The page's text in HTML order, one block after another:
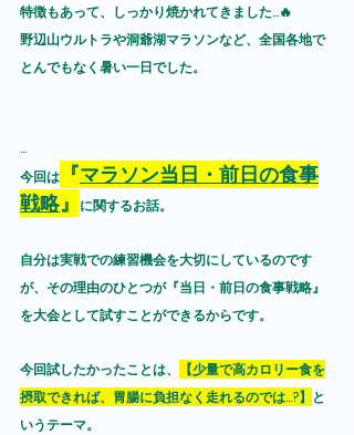
特徴もあって、しっかり焼かれてきました...🔥
野辺山ウルトラや洞爺湖マラソンなど、全国各地で
とんでもなく暑い一日でした。
...
今回は
『マラソン当日・前日の食事
戦略』 に関するお話。
自分は実戦での練習機会を大切にしているのです
が、その理由のひとつが『当日・前日の食事戦略』
を大会として試すことができるからです。
今回試したかったことは、
【少量で高カロリー食を
摂取できれば、胃腸に負担なく走れるのでは...?】 と
いうテーマ。